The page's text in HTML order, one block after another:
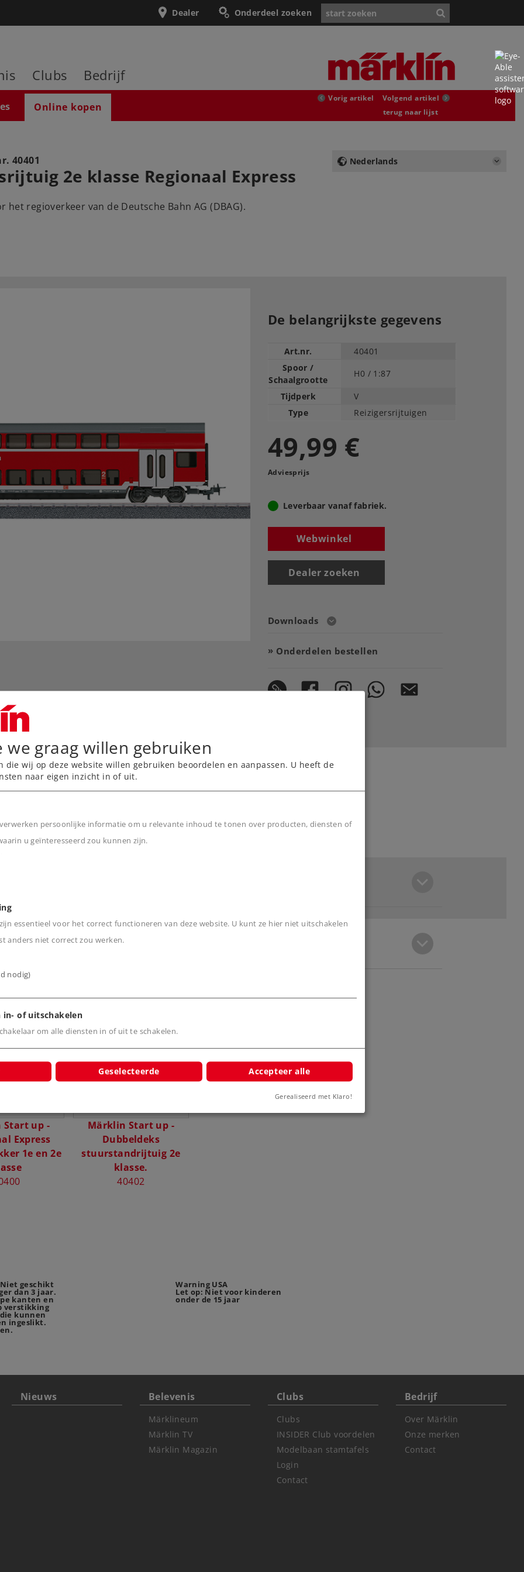
Onderdeel zoeken
Dealer
Clubs Bedrijf
Online kopen
Vorig artikel
Volgend artikel
terug naar lijst
Nederlands
40401
2e klasse Regionaal Express
het regioverkeer van de Deutsche Bahn AG (DBAG).
De belangrijkste gegevens
Art.nr.
40401
Spoor /
Schaalgrootte
H0 / 1:87
Tijdperk
V
Type
Reizigersrijtuigen
49,99 €
Adviesprijs
Leverbaar vanaf fabriek.
Webwinkel
Dealer zoeken
Downloads
Onderdelen bestellen
voor het regionaal
Start up -
Express
1e en 2e
Märklin Start up -
Dubbeldeks
stuurstandrijtuig 2e
klasse.
40402
Niet geschikt
dan 3 jaar.
kanten en
verstikking
kunnen
ingeslikt.
Warning USA
Let op: Niet voor kinderen
onder de 15 jaar
Nieuws Belevenis
Märklineum
Märklin TV
Märklin Magazin
Clubs
Clubs
INSIDER Club voordelen
Modelbaan stamtafels
Login
Contact
Bedrijf
Over Märklin
Onze merken
Contact
we graag willen gebruiken
die wij op deze website willen gebruiken beoordelen en aanpassen. U heeft de
naar eigen inzicht in of uit.
persoonlijke informatie om u relevante inhoud te tonen over producten, diensten of
u geïnteresseerd zou kunnen zijn.
essentieel voor het correct functioneren van deze website. U kunt ze hier niet uitschakelen
anders niet correct zou werken.
nodig)
in- of uitschakelen
om alle diensten in of uit te schakelen.
Geselecteerde Accepteer alle
Gerealiseerd met Klaro!